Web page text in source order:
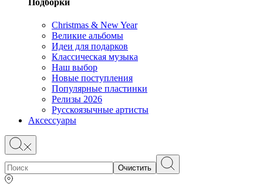
Christmas & New Year
Великие альбомы
Идеи для подарков
Классическая музыка
Наш выбор
Новые поступления
Популярные пластинки
Релизы 2026
Русскоязычные артисты
Аксессуары
Очистить